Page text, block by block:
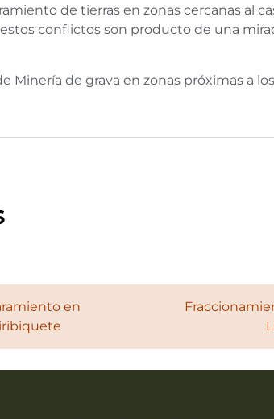
de tierras en zonas cercanas al
conflictos son producto de una
de grava en zonas próximas a
en